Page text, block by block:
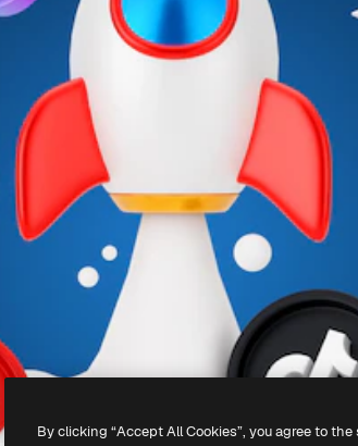
By clicking “Accept All Cookies”, you agree to